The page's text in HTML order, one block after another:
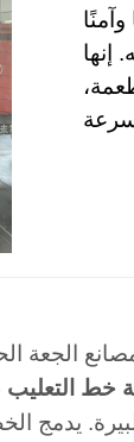
إنها
الجعة
خط التعليب
يدمج